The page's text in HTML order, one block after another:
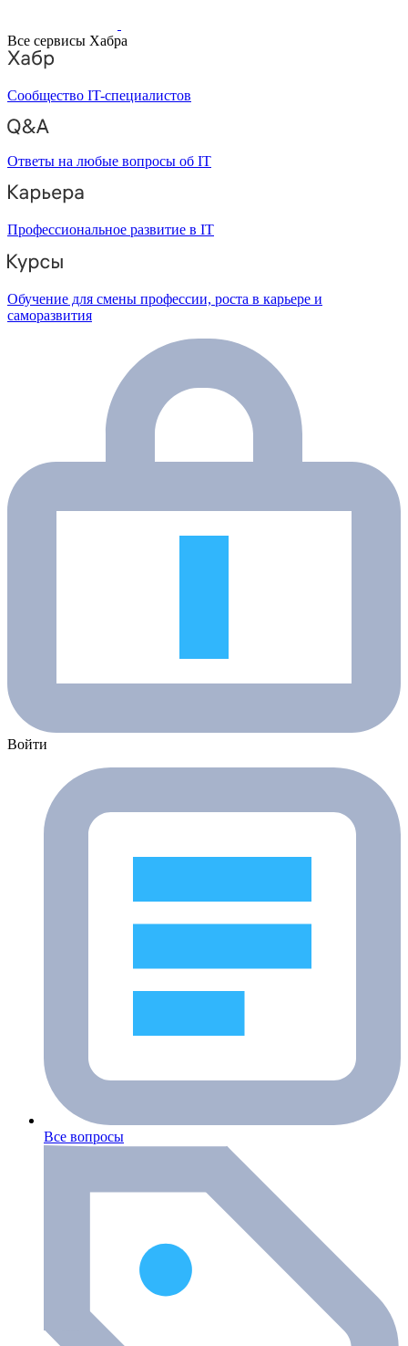
Все сервисы Хабра
Сообщество IT-специалистов
Ответы на любые вопросы об IT
Профессиональное развитие в IT
Обучение для смены профессии, роста в карьере и
саморазвития
Войти
Все вопросы